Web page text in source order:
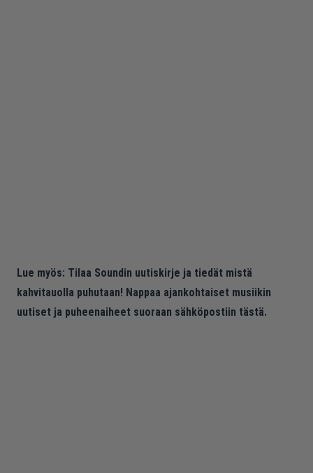
Lue myös: Tilaa Soundin uutiskirje ja tiedät mistä
kahvitauolla puhutaan! Nappaa ajankohtaiset musiikin
uutiset ja puheenaiheet suoraan sähköpostiin tästä.